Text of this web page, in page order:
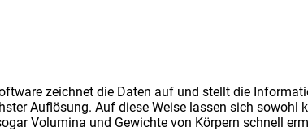
zeichnet die Daten auf und stellt die
Auflösung. Auf diese Weise lassen sich sowohl
Volumina und Gewichte von Körpern schnell